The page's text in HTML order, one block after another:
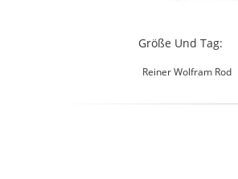
Größe Und Tag:
Reiner Wolfram Rod